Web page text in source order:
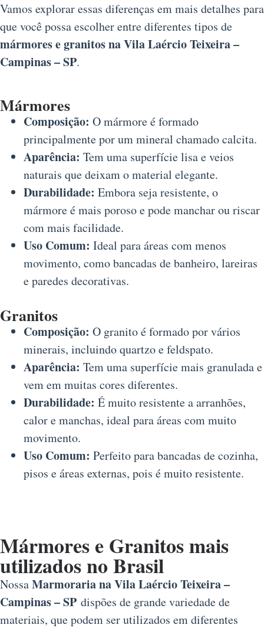
Vamos explorar essas diferenças em mais detalhes para
que você possa escolher entre diferentes tipos de
mármores e granitos na Vila Laércio Teixeira –
Campinas – SP.
Mármores
Composição: O mármore é formado
principalmente por um mineral chamado calcita.
Aparência: Tem uma superfície lisa e veios
naturais que deixam o material elegante.
Durabilidade: Embora seja resistente, o
mármore é mais poroso e pode manchar ou riscar
com mais facilidade.
Uso Comum: Ideal para áreas com menos
movimento, como bancadas de banheiro, lareiras
e paredes decorativas.
Granitos
Composição: O granito é formado por vários
minerais, incluindo quartzo e feldspato.
Aparência: Tem uma superfície mais granulada e
vem em muitas cores diferentes.
Durabilidade: É muito resistente a arranhões,
calor e manchas, ideal para áreas com muito
movimento.
Uso Comum: Perfeito para bancadas de cozinha,
pisos e áreas externas, pois é muito resistente.
Mármores e Granitos mais
utilizados no Brasil
NossaMarmoraria na Vila Laércio Teixeira –
Campinas – SP dispões de grande variedade de
materiais, que podem ser utilizados em diferentes